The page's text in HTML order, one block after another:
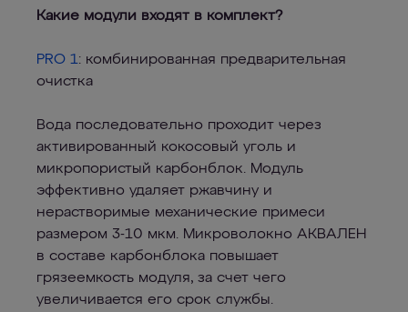
Какие модули входят в комплект?
PRO 1: комбинированная предварительная
очистка
Вода последовательно проходит через
активированный кокосовый уголь и
микропористый карбонблок. Модуль
эффективно удаляет ржавчину и
нерастворимые механические примеси
размером 3-10 мкм. Микроволокно АКВАЛЕН
в составе карбонблока повышает
грязеемкость модуля, за счет чего
увеличивается его срок службы.